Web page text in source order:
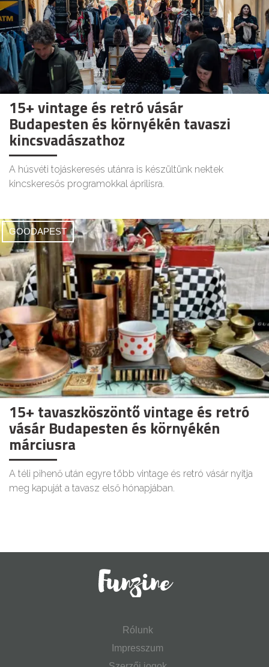
15+ vintage és retró vásár
Budapesten és környékén tavaszi
kincsvadászathoz
A húsvéti tojáskeresés utánra is készültünk nektek
kincskeresős programokkal áprilisra.
GOODAPEST
15+ tavaszköszöntő vintage és retró
vásár Budapesten és környékén
márciusra
A téli pihenő után egyre több vintage és retró vásár nyitja
meg kapuját a tavasz első hónapjában.
Rólunk
Impresszum